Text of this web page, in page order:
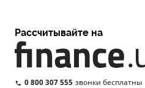
Рассчитывайте на
0 800 307 555 звонки бесплатны